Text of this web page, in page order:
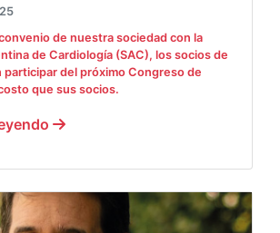
de nuestra sociedad con la
de Cardiología (SAC), los socios de
participar del próximo Congreso de
que sus socios.